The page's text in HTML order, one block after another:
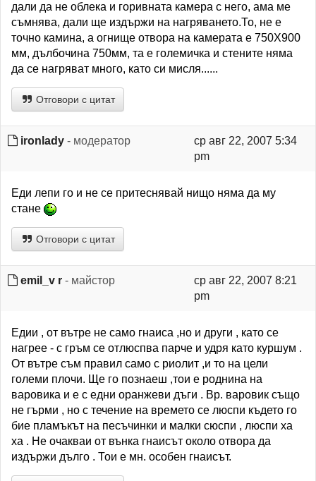
дали да не облека и горивната камера с него, ама ме
съмнява, дали ще издържи на нагряването.То, не е
точно камина, а огнище отвора на камерата е 750Х900
мм, дълбочина 750мм, та е големичка и стените няма
да се нагряват много, като си мисля......
Отговори с цитат
ironlady - модератор
ср авг 22, 2007 5:34
pm
Еди лепи го и не се притеснявай нищо няма да му
стане
Отговори с цитат
emil_v r - майстор
ср авг 22, 2007 8:21
pm
Едии , от вътре не само гнаиса ,но и други , като се
нагрее - с гръм се отлюспва парче и удря като куршум .
От вътре съм правил само с риолит ,и то на цели
големи плочи. Ще го познаеш ,тои е роднина на
варовика и е с едни оранжеви дъги . Вр. варовик също
не гърми , но с течение на времето се люспи където го
бие пламъкът на песъчинки и малки сюспи , люспи ха
ха . Не очакваи от вънка гнаисът около отвора да
издържи дълго . Тои е мн. особен гнаисът.